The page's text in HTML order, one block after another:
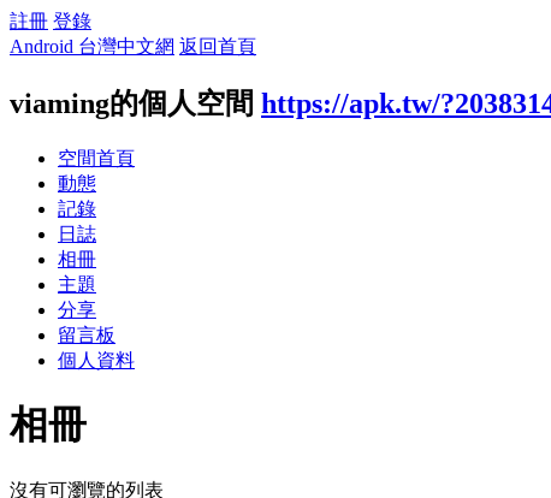
註冊 登錄
Android 台灣中文網 返回首頁
viaming的個人空間 https://apk.tw/
空間首頁
動態
記錄
日誌
相冊
主題
分享
留言板
個人資料
相冊
沒有可瀏覽的列表